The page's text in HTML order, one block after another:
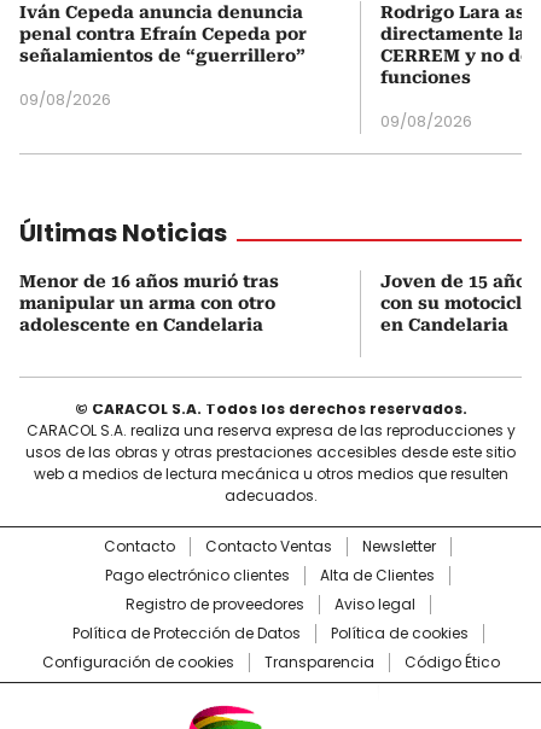
Iván Cepeda anuncia denuncia
penal contra Efraín Cepeda por
señalamientos de “guerrillero”
09/08/2026
Rodrigo Lara
directamente la
CERREM y no
funciones
09/08/2026
Últimas Noticias
Menor de 16 años murió tras
manipular un arma con otro
adolescente en Candelaria
Joven de 15
con su
en Candelaria
© CARACOL S.A. Todos los derechos reservados.
CARACOL S.A. realiza una reserva expresa de las reproducciones y
usos de las obras y otras prestaciones accesibles desde este sitio
web a medios de lectura mecánica u otros medios que resulten
adecuados.
Contacto Contacto Ventas
Newsletter
Pago electrónico clientes
Alta de Clientes
Registro de proveedores
Aviso legal
Política de Protección de Datos
Política de cookies
Configuración de cookies
Transparencia Código Ético